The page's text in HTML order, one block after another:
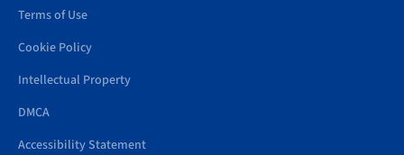
Terms of Use
Cookie Policy
Intellectual Property
DMCA
Accessibility Statement